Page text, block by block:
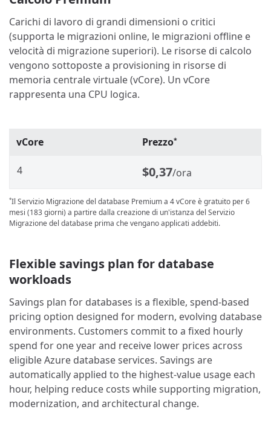
Carichi di lavoro di grandi dimensioni o critici
(supporta le migrazioni online, le migrazioni offline e
velocità di migrazione superiori). Le risorse di calcolo
vengono sottoposte a provisioning in risorse di
memoria centrale virtuale (vCore). Un vCore
rappresenta una CPU logica.
vCore Prezzo*
4 $0,37/ora
*Il Servizio Migrazione del database Premium a 4 vCore è gratuito per 6
mesi (183 giorni) a partire dalla creazione di un'istanza del Servizio
Migrazione del database prima che vengano applicati addebiti.
Flexible savings plan for database
workloads
Savings plan for databases is a flexible, spend-based
pricing option designed for modern, evolving database
environments. Customers commit to a fixed hourly
spend for one year and receive lower prices across
eligible Azure database services. Savings are
automatically applied to the highest-value usage each
hour, helping reduce costs while supporting migration,
modernization, and architectural change.